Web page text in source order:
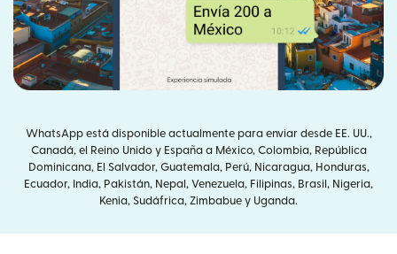
WhatsApp está disponible actualmente para enviar desde EE. UU.,
Canadá, el Reino Unido y España a México, Colombia, República
Dominicana, El Salvador, Guatemala, Perú, Nicaragua, Honduras,
Ecuador, India, Pakistán, Nepal, Venezuela, Filipinas, Brasil, Nigeria,
Kenia, Sudáfrica, Zimbabue y Uganda.